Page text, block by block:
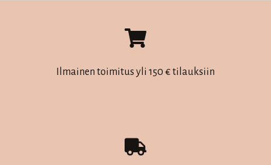
Ilmainen toimitus yli 150 € tilauksiin